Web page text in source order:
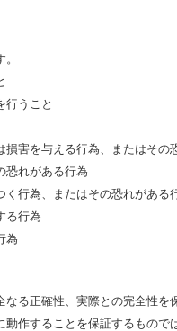
行うこと
害を与える行為、またはその
恐れがある行為
行為、またはその恐れがある
る行為
為
る正確性、実際との完全性を
作することを保証するもので